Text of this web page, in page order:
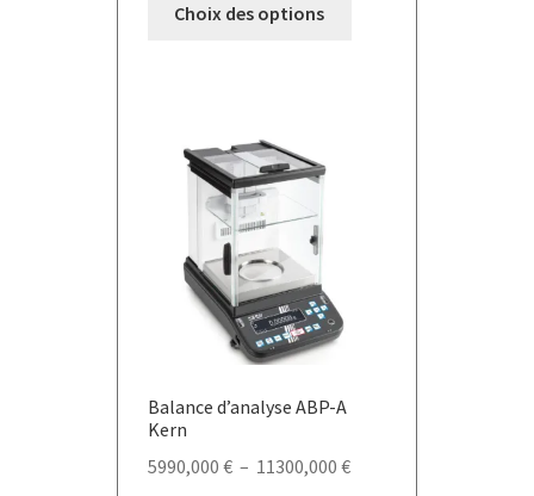
Choix des options
Balance d’analyse ABP-A
Kern
5990,000 € – 11300,000 €Plage